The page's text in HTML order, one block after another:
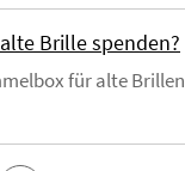
Brille spenden?
für alte Brillen